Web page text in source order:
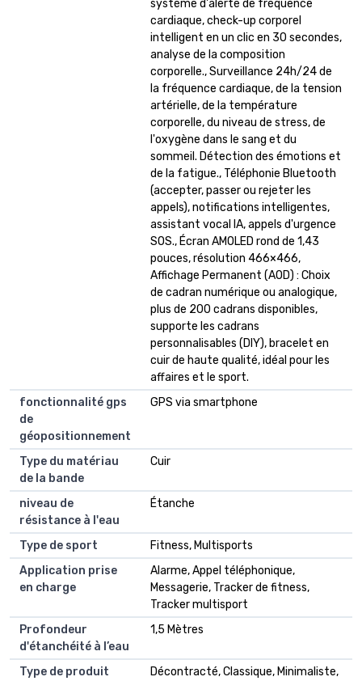
système d'alerte de fréquence
cardiaque, check-up corporel
intelligent en un clic en 30 secondes,
analyse de la composition
corporelle., Surveillance 24h/24 de
la fréquence cardiaque, de la tension
artérielle, de la température
corporelle, du niveau de stress, de
l'oxygène dans le sang et du
sommeil. Détection des émotions et
de la fatigue., Téléphonie Bluetooth
(accepter, passer ou rejeter les
appels), notifications intelligentes,
assistant vocal IA, appels d'urgence
SOS., Écran AMOLED rond de 1,43
pouces, résolution 466×466,
Affichage Permanent (AOD) : Choix
de cadran numérique ou analogique,
plus de 200 cadrans disponibles,
supporte les cadrans
personnalisables (DIY), bracelet en
cuir de haute qualité, idéal pour les
affaires et le sport.
fonctionnalité gps
de
géopositionnement
GPS via smartphone
Type du matériau
de la bande
Cuir
niveau de
résistance à l'eau
Étanche
Type de sport
Fitness, Multisports
Application prise
en charge
Alarme, Appel téléphonique,
Messagerie, Tracker de fitness,
Tracker multisport
Profondeur
d'étanchéité à l’eau
1,5 Mètres
Type de produit
Décontracté, Classique, Minimaliste,